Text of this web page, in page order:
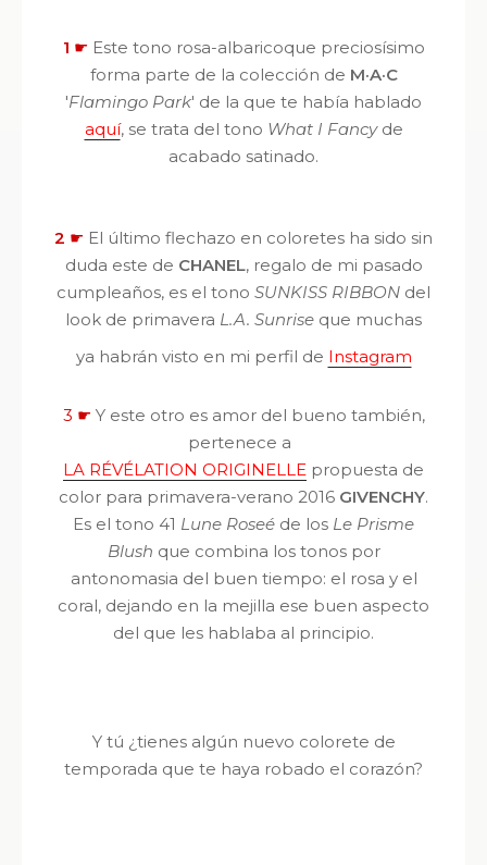
1 ☛ Este tono rosa-albaricoque preciosísimo
forma parte de la colección de M·A·C
'Flamingo Park' de la que te había hablado
aquí, se trata del tono What I Fancyde
acabado satinado.
2 ☛ El último flechazo en coloretes ha sido sin
duda este de CHANEL, regalo de mi pasado
cumpleaños, es el tono SUNKISS RIBBON del
look de primavera L.A. Sunrise que muchas
ya habrán visto en mi perfil de Instagram
3 ☛ Y este otro es amor del bueno también,
pertenece a
LA RÉVÉLATION ORIGINELLE propuesta de
color para primavera-verano 2016 GIVENCHY.
Es el tono 41 Lune Roseé de los Le Prisme
Blush que combina los tonos por
antonomasia del buen tiempo: el rosa y el
coral, dejando en la mejilla ese buen aspecto
del que les hablaba al principio.
Y tú ¿tienes algún nuevo colorete de
temporada que te haya robado el corazón?